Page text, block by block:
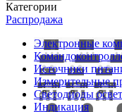
Категории
Распродажа
Электронные
Источники
Измерительные
Светодиоды
Индикация